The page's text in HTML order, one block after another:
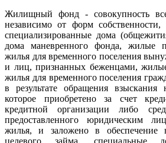
Жилищный фонд - совокупность
независимо от форм
специализированные дома
дома маневренного фонда, жилые
жилья для временного поселения
и лиц, признанных беженцами,
жилья для временного поселения
в результате обращения
которое приобретено за счет
кредитной организации либо
предоставленного юридическим
жилья, и заложено в обеспечение